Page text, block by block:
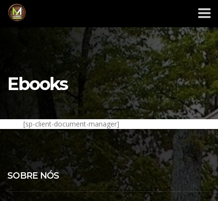
Ebooks
[sp-client-document-manager]
SOBRE NÓS